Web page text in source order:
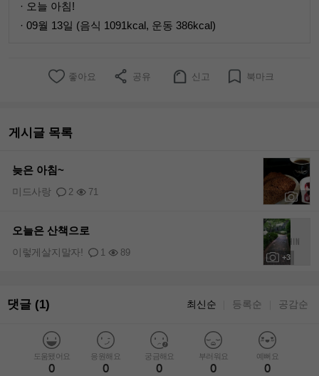
· 오늘 아침!
· 09월 13일 (음식 1091kcal, 운동 386kcal)
좋아요 공유 신고 북마크
게시글 목록
늦은 아침~
2 71
미드사랑
+3
오늘은 산책으로
1 89
이렇게살지말자!
댓글 (1) 최신순 등록순 공감순
도움됐어요
0
응원해요
0
궁금해요
0
부러워요
0
예뻐요
0